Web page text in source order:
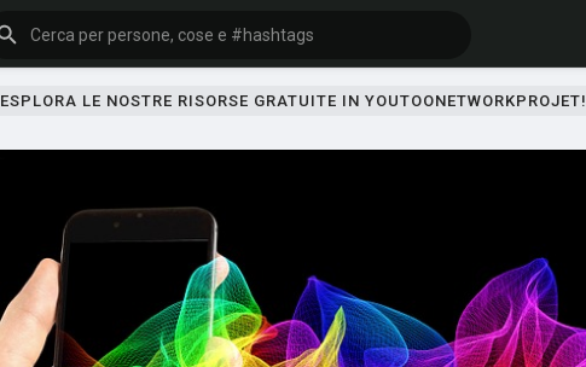
ESPLORA LE NOSTRE RISORSE GRATUITE IN YOUTOONETWORKPROJET!